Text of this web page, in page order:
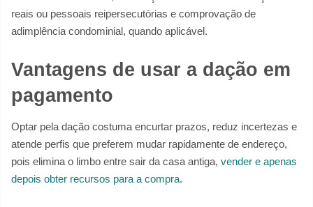
reais ou pessoais reipersecutórias e comprovação de
adimplência condominial, quando aplicável.
Vantagens de usar a dação em
pagamento
Optar pela dação costuma encurtar prazos, reduz incertezas e
atende perfis que preferem mudar rapidamente de endereço,
pois elimina o limbo entre sair da casa antiga, vender e apenas
depois obter recursos para a compra.